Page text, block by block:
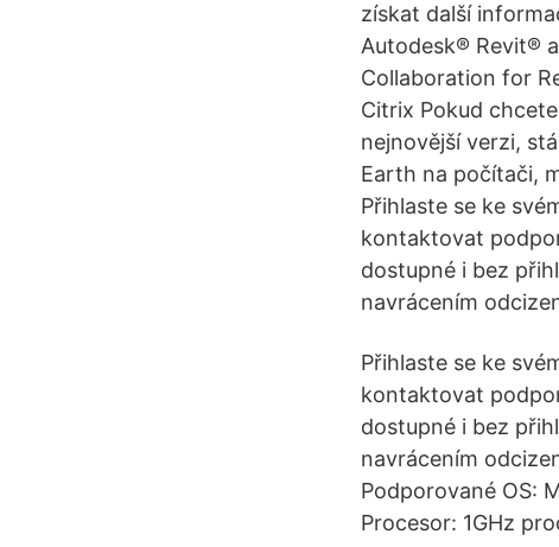
získat další
Autodesk® Revit®
Collaboration for
Citrix Pokud
nejnovější verzi,
Earth na počítači,
Přihlaste se ke
kontaktovat
dostupné i bez
navrácením
Přihlaste se ke
kontaktovat
dostupné i bez
navrácením
Podporované OS:
Procesor: 1GHz